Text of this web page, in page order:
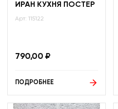
ИРАН КУХНЯ ПОСТЕР
Арт: 115122
790,00 ₽
ПОДРОБНЕЕ